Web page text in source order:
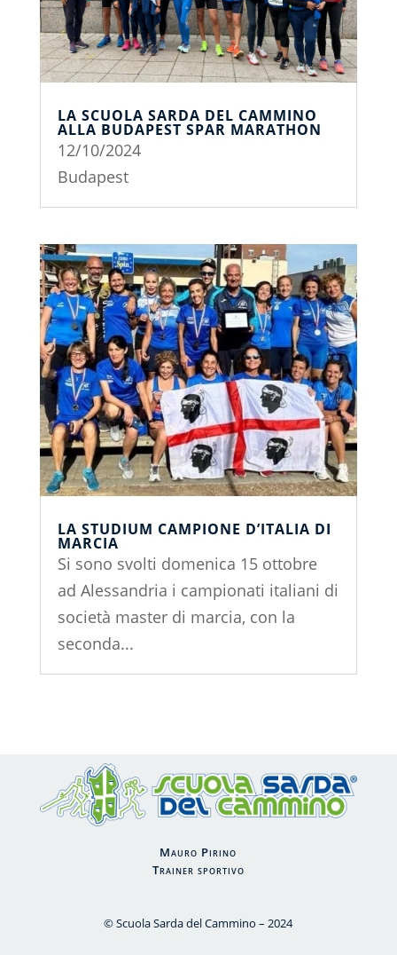
LA SCUOLA SARDA DEL CAMMINO
ALLA BUDAPEST SPAR MARATHON
12/10/2024
Budapest
LA STUDIUM CAMPIONE D’ITALIA DI
MARCIA
Si sono svolti domenica 15 ottobre
ad Alessandria i campionati italiani di
società master di marcia, con la
seconda...
Mauro Pirino
Trainer sportivo
© Scuola Sarda del Cammino – 2024